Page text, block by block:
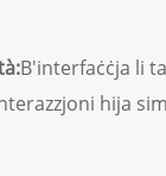
B'interfaċċja li
hija